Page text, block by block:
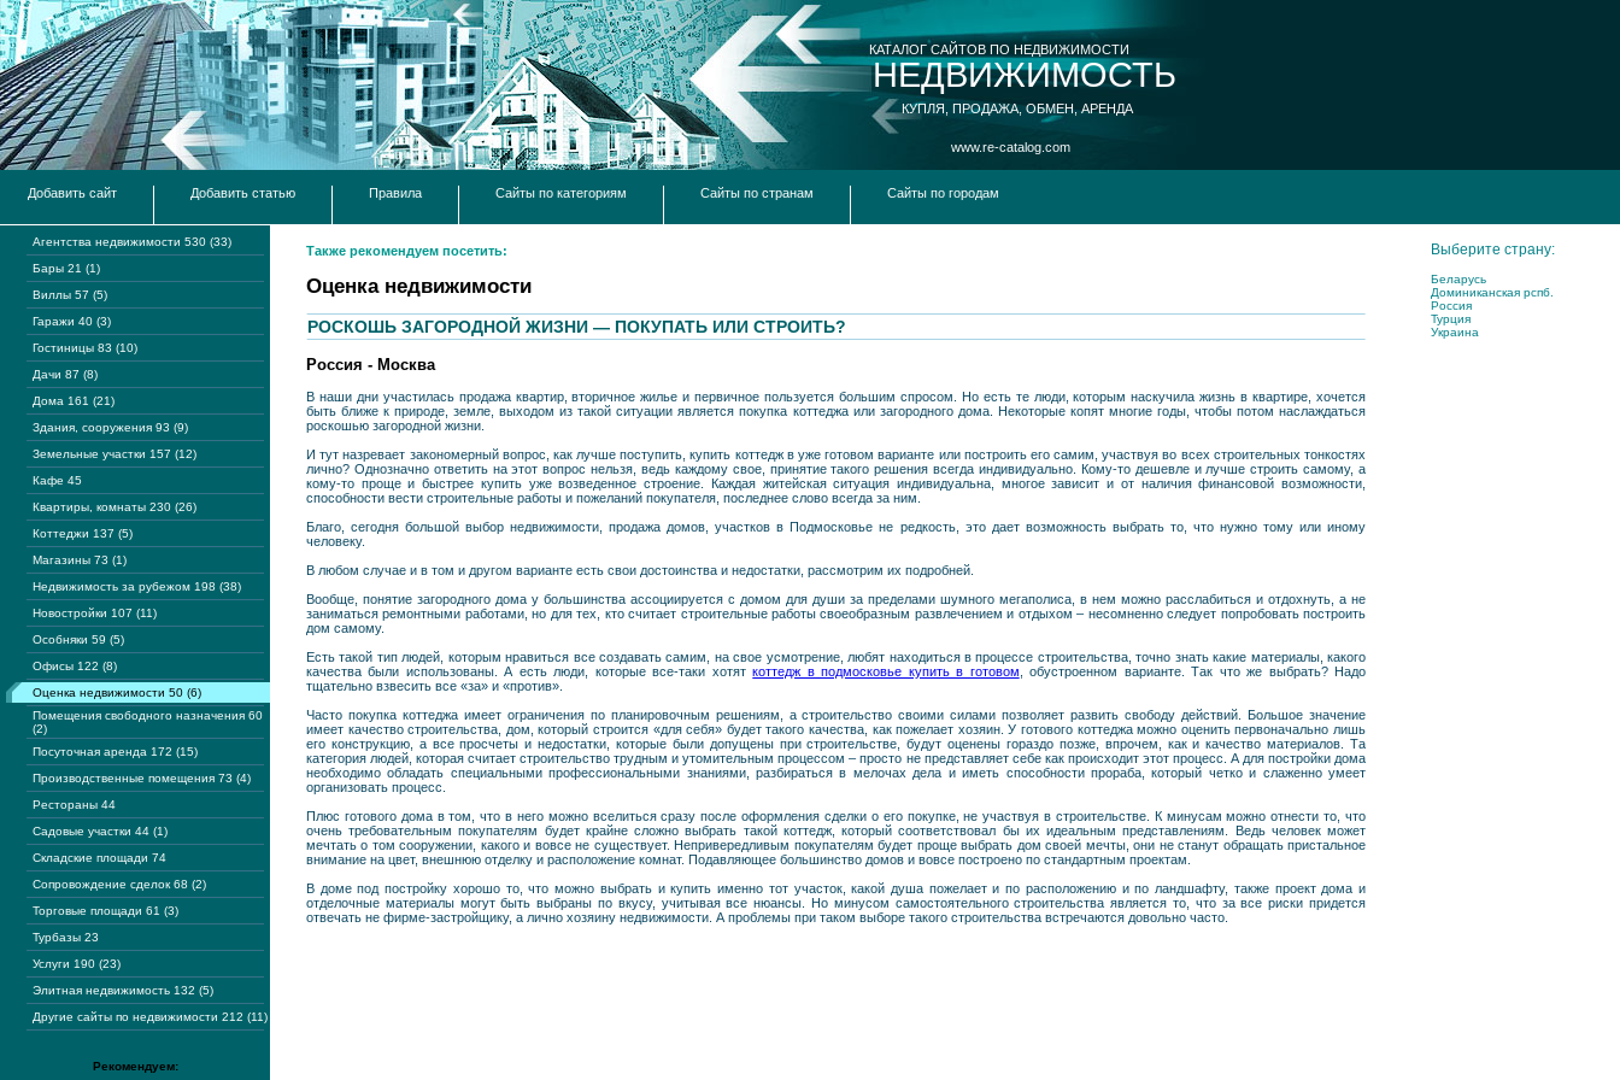
КАТАЛОГ САЙТОВ ПО НЕДВИЖИМОСТИ
НЕДВИЖИМОСТЬ
КУПЛЯ, ПРОДАЖА, ОБМЕН, АРЕНДА
www.re-catalog.com
Добавить сайт Добавить статью Правила Сайты по категориям Сайты по странам Сайты по городам
Агентства недвижимости 530 (33)
Бары 21 (1)
Виллы 57 (5)
Гаражи 40 (3)
Гостиницы 83 (10)
Дачи 87 (8)
Дома 161 (21)
Здания, сооружения 93 (9)
Земельные участки 157 (12)
Кафе 45
Квартиры, комнаты 230 (26)
Коттеджи 137 (5)
Магазины 73 (1)
Недвижимость за рубежом 198 (38)
Новостройки 107 (11)
Особняки 59 (5)
Офисы 122 (8)
Оценка недвижимости 50 (6)
Помещения свободного назначения 60
(2)
Посуточная аренда 172 (15)
Производственные помещения 73 (4)
Рестораны 44
Садовые участки 44 (1)
Складские площади 74
Сопровождение сделок 68 (2)
Торговые площади 61 (3)
Турбазы 23
Услуги 190 (23)
Элитная недвижимость 132 (5)
Другие сайты по недвижимости 212 (11)
Рекомендуем:
Также рекомендуем посетить:
Оценка недвижимости
РОСКОШЬ ЗАГОРОДНОЙ ЖИЗНИ — ПОКУПАТЬ ИЛИ СТРОИТЬ?
Россия - Москва
В наши дни участилась продажа квартир, вторичное жилье и первичное пользуется большим спросом. Но есть те люди, которым наскучила жизнь в квартире, хочется
быть ближе к природе, земле, выходом из такой ситуации является покупка коттеджа или загородного дома. Некоторые копят многие годы, чтобы потом наслаждаться
роскошью загородной жизни.
И тут назревает закономерный вопрос, как лучше поступить, купить коттедж в уже готовом варианте или построить его самим, участвуя во всех строительных тонкостях
лично? Однозначно ответить на этот вопрос нельзя, ведь каждому свое, принятие такого решения всегда индивидуально. Кому-то дешевле и лучше строить самому, а
кому-то проще и быстрее купить уже возведенное строение. Каждая житейская ситуация индивидуальна, многое зависит и от наличия финансовой возможности,
способности вести строительные работы и пожеланий покупателя, последнее слово всегда за ним.
Благо, сегодня большой выбор недвижимости, продажа домов, участков в Подмосковье не редкость, это дает возможность выбрать то, что нужно тому или иному
человеку.
В любом случае и в том и другом варианте есть свои достоинства и недостатки, рассмотрим их подробней.
Вообще, понятие загородного дома у большинства ассоциируется с домом для души за пределами шумного мегаполиса, в нем можно расслабиться и отдохнуть, а не
заниматься ремонтными работами, но для тех, кто считает строительные работы своеобразным развлечением и отдыхом – несомненно следует попробовать построить
дом самому.
Есть такой тип людей, которым нравиться все создавать самим, на свое усмотрение, любят находиться в процессе строительства, точно знать какие материалы, какого
качества были использованы. А есть люди, которые все-таки хотяткоттедж в подмосковье купить в готовом , обустроенном варианте. Так что же выбрать? Надо
тщательно взвесить все «за» и «против».
Часто покупка коттеджа имеет ограничения по планировочным решениям, а строительство своими силами позволяет развить свободу действий. Большое значение
имеет качество строительства, дом, который строится «для себя» будет такого качества, как пожелает хозяин. У готового коттеджа можно оценить первоначально лишь
его конструкцию, а все просчеты и недостатки, которые были допущены при строительстве, будут оценены гораздо позже, впрочем, как и качество материалов. Та
категория людей, которая считает строительство трудным и утомительным процессом – просто не представляет себе как происходит этот процесс. А для постройки дома
необходимо обладать специальными профессиональными знаниями, разбираться в мелочах дела и иметь способности прораба, который четко и слаженно умеет
организовать процесс.
Плюс готового дома в том, что в него можно вселиться сразу после оформления сделки о его покупке, не участвуя в строительстве. К минусам можно отнести то, что
очень требовательным покупателям будет крайне сложно выбрать такой коттедж, который соответствовал бы их идеальным представлениям. Ведь человек может
мечтать о том сооружении, какого и вовсе не существует. Непривередливым покупателям будет проще выбрать дом своей мечты, они не станут обращать пристальное
внимание на цвет, внешнюю отделку и расположение комнат. Подавляющее большинство домов и вовсе построено по стандартным проектам.
В доме под постройку хорошо то, что можно выбрать и купить именно тот участок, какой душа пожелает и по расположению и по ландшафту, также проект дома и
отделочные материалы могут быть выбраны по вкусу, учитывая все нюансы. Но минусом самостоятельного строительства является то, что за все риски придется
отвечать не фирме-застройщику, а лично хозяину недвижимости. А проблемы при таком выборе такого строительства встречаются довольно часто.
Выберите страну:
Беларусь
Доминиканская рспб.
Россия
Турция
Украина